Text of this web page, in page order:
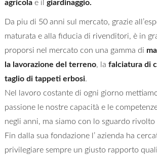
agricolae il giardinaggio.
Da piu di 50 anni sul mercato, grazie
maturata e alla fiducia di rivenditori, è in
proporsi nel mercato con una gamma di
la lavorazione del terreno, la falciatura di
taglio di tappeti erbosi.
Nel lavoro costante di ogni giorno
passione le nostre capacità e le
negli anni, ma siamo con lo sguardo
Fin dalla sua fondazione l’ azienda ha
privilegiare sempre un giusto rapporto